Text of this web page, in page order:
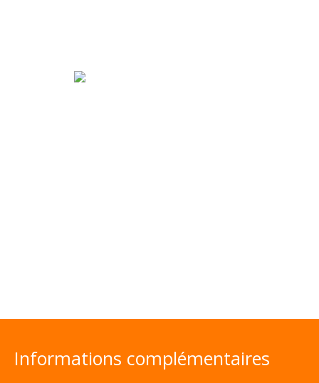
Informations complémentaires